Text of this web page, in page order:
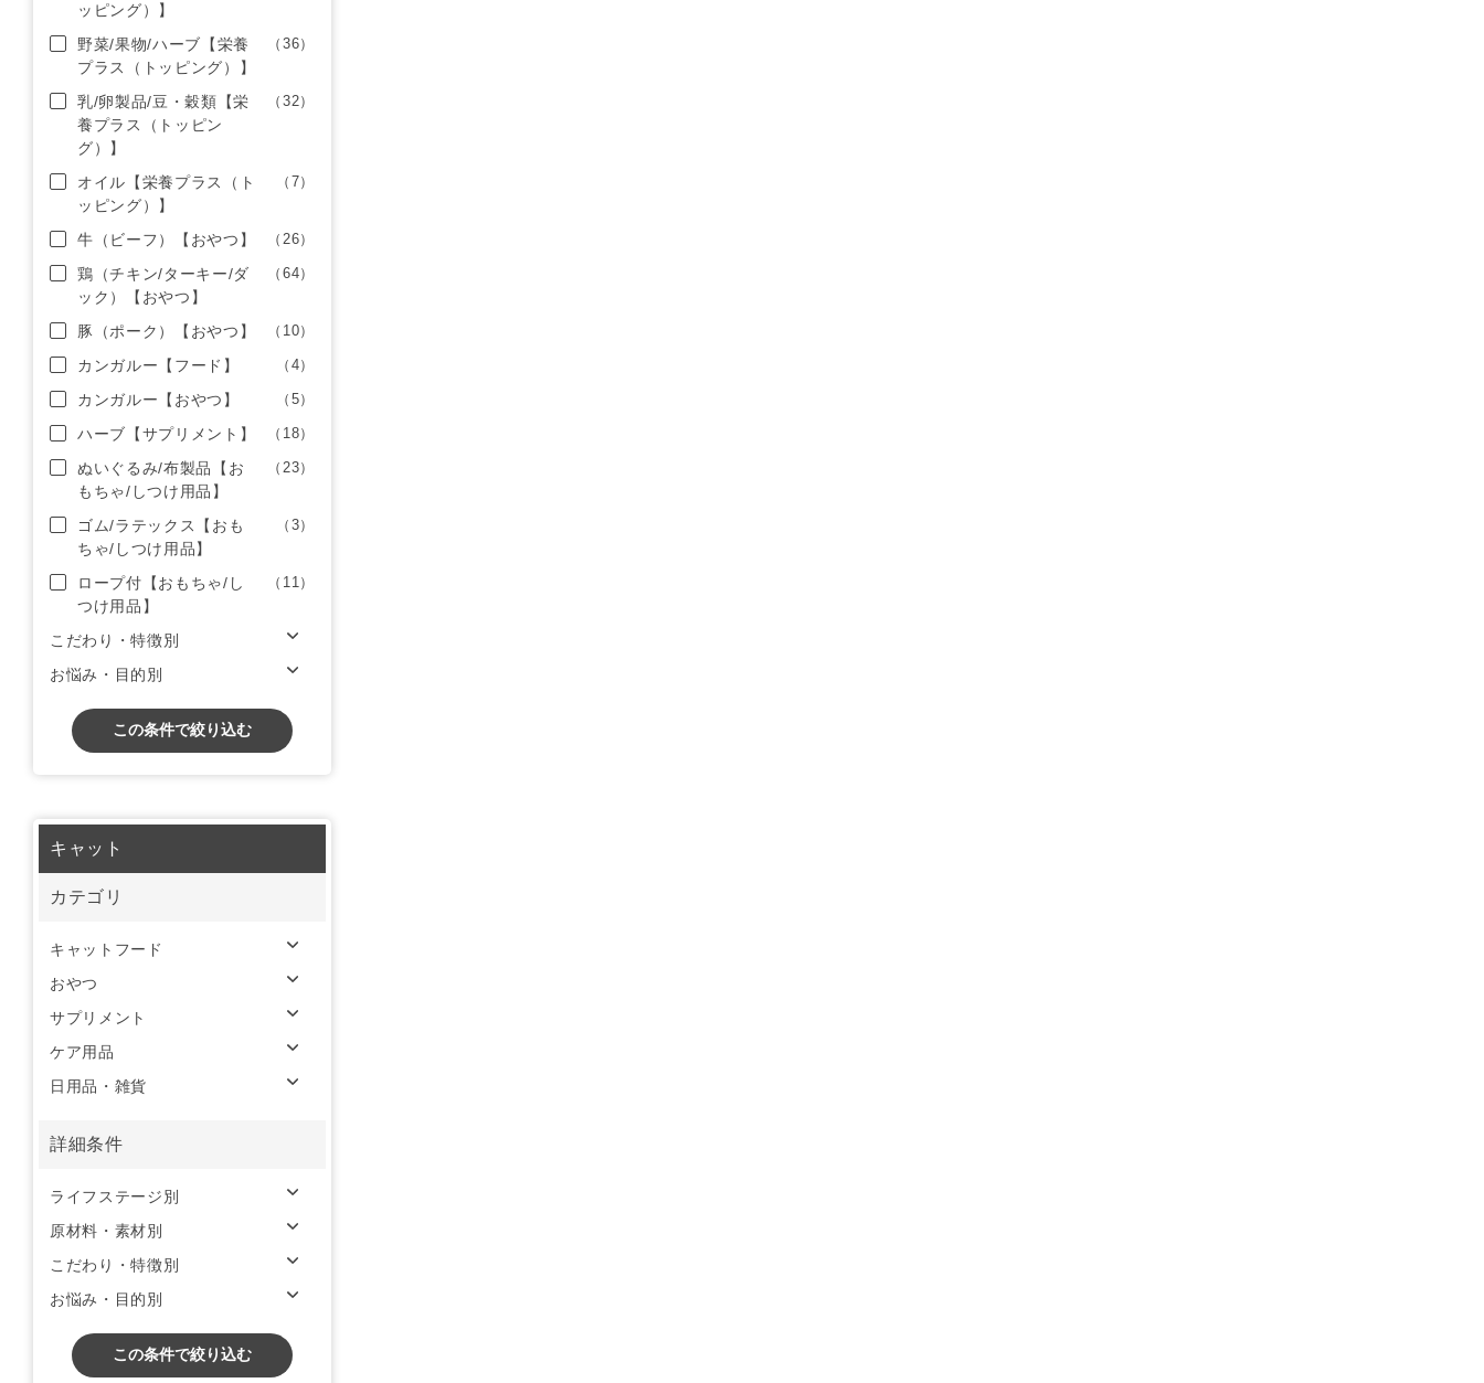
ッピング）】
野菜/果物/ハーブ【栄養
プラス（トッピング）】
（36）
乳/卵製品/豆・穀類【栄
養プラス（トッピン
グ）】
（32）
オイル【栄養プラス（ト
ッピング）】
（7）
牛（ビーフ）【おやつ】 （26）
鶏（チキン/ターキー/ダ
ック）【おやつ】
（64）
豚（ポーク）【おやつ】 （10）
カンガルー【フード】 （4）
カンガルー【おやつ】 （5）
ハーブ【サプリメント】 （18）
ぬいぐるみ/布製品【お
もちゃ/しつけ用品】
（23）
ゴム/ラテックス【おも
ちゃ/しつけ用品】
（3）
ロープ付【おもちゃ/し
つけ用品】
（11）
こだわり・特徴別
お悩み・目的別
この条件で絞り込む
キャット
カテゴリ
キャットフード
おやつ
サプリメント
ケア用品
日用品・雑貨
詳細条件
ライフステージ別
原材料・素材別
こだわり・特徴別
お悩み・目的別
この条件で絞り込む